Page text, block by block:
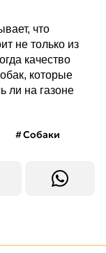
что
не только из
качество
которые
ли на газоне
Собаки